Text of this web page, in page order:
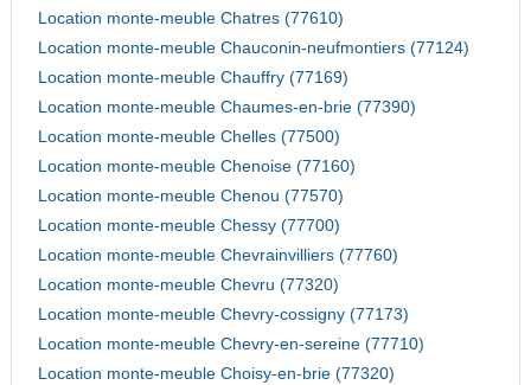
Location monte-meuble Chatres (77610)
Location monte-meuble Chauconin-neufmontiers (77124)
Location monte-meuble Chauffry (77169)
Location monte-meuble Chaumes-en-brie (77390)
Location monte-meuble Chelles (77500)
Location monte-meuble Chenoise (77160)
Location monte-meuble Chenou (77570)
Location monte-meuble Chessy (77700)
Location monte-meuble Chevrainvilliers (77760)
Location monte-meuble Chevru (77320)
Location monte-meuble Chevry-cossigny (77173)
Location monte-meuble Chevry-en-sereine (77710)
Location monte-meuble Choisy-en-brie (77320)